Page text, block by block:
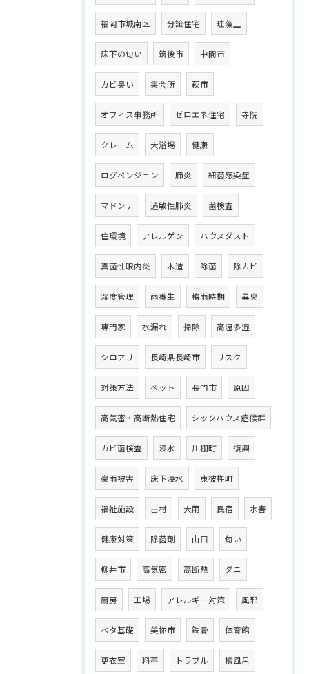
福岡市城南区 分譲住宅 珪藻土
床下の匂い 筑後市 中間市
カビ臭い 集会所 萩市
オフィス事務所 ゼロエネ住宅 寺院
クレーム 大浴場 健康
ログペンジョン 肺炎 細菌感染症
マドンナ 過敏性肺炎 菌検査
住環境 アレルゲン ハウスダスト
真菌性眼内炎 木造 除菌 除カビ
湿度管理 雨養生 梅雨時期 異臭
専門家 水漏れ 掃除 高温多湿
シロアリ 長崎県長崎市 リスク
対策方法 ペット 長門市 原因
高気密・高断熱住宅 シックハウス症候群
カビ菌検査 浸水 川棚町 復興
豪雨被害 床下浸水 東彼杵町
福祉施設 古材 大雨 民宿 水害
健康対策 除菌剤 山口 匂い
柳井市 高気密 高断熱 ダニ
厨房 工場 アレルギー対策 風邪
ベタ基礎 美祢市 鉄骨 体育館
更衣室 料亭 トラブル 檜風呂